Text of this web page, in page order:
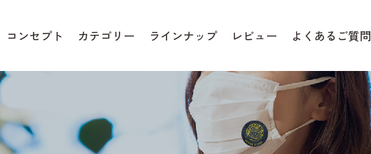
コンセプト カテゴリー ラインナップ レビュー よくあるご質問